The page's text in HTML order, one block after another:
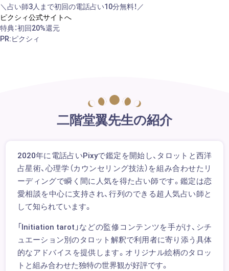
＼占い師3人まで初回の電話占い10分無料！／
ピクシィ公式サイトへ
特典：初回20%還元
PR:ピクシィ
二階堂翼先生の紹介
2020年に電話占いPixyで鑑定を開始し、タロットと西洋
占星術、心理学（カウンセリング技法）を組み合わせたリ
ーディングで瞬く間に人気を得た占い師です。鑑定は恋
愛相談を中心に支持され、行列のできる超人気占い師と
して知られています。
「Initiation tarot」などの監修コンテンツを手がけ、シチ
ュエーション別のタロット解釈で利用者に寄り添う具体
的なアドバイスを提供します。オリジナル絵柄のタロッ
トと組み合わせた独特の世界観が好評です。